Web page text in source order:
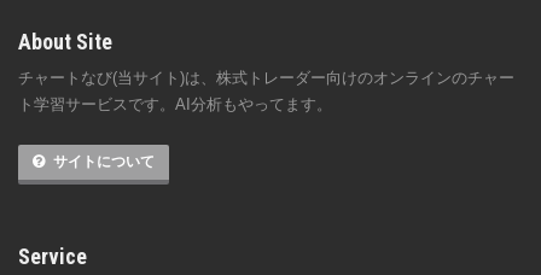
About Site
チャートなび(当サイト)は、株式トレーダー向けのオンラインのチャー
ト学習サービスです。AI分析もやってます。
サイトについて
Service